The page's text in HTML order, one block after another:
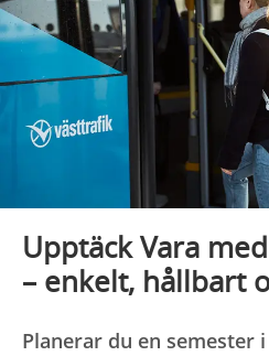
Upptäck Vara
– enkelt, hållbart
Planerar du en semester